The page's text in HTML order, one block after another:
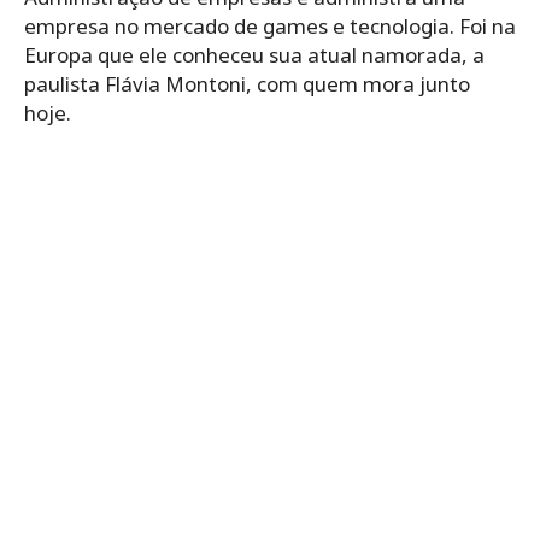
empresa no mercado de games e tecnologia. Foi na
Europa que ele conheceu sua atual namorada, a
paulista Flávia Montoni, com quem mora junto
hoje.